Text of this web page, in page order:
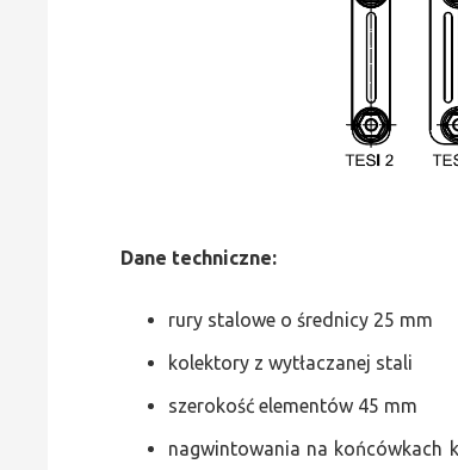
Dane techniczne:
rury stalowe o średnicy 25 mm
kolektory z wytłaczanej stali
szerokość elementów 45 mm
nagwintowania na końcówkach